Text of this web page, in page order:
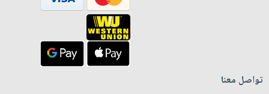
تواصل معنا